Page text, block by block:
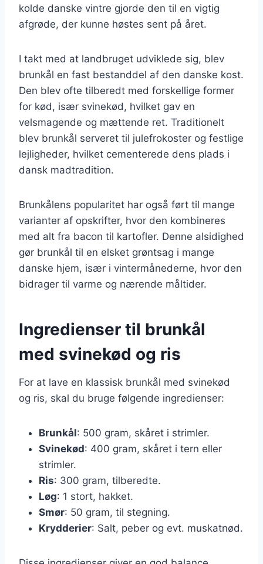
kolde danske vintre gjorde den til en vigtig
afgrøde, der kunne høstes sent på året.
I takt med at landbruget udviklede sig, blev
brunkål en fast bestanddel af den danske kost.
Den blev ofte tilberedt med forskellige former
for kød, især svinekød, hvilket gav en
velsmagende og mættende ret. Traditionelt
blev brunkål serveret til julefrokoster og festlige
lejligheder, hvilket cementerede dens plads i
dansk madtradition.
Brunkålens popularitet har også ført til mange
varianter af opskrifter, hvor den kombineres
med alt fra bacon til kartofler. Denne alsidighed
gør brunkål til en elsket grøntsag i mange
danske hjem, især i vintermånederne, hvor den
bidrager til varme og nærende måltider.
Ingredienser til brunkål
med svinekød og ris
For at lave en klassisk brunkål med svinekød
og ris, skal du bruge følgende ingredienser:
Brunkål: 500 gram, skåret i strimler.
Svinekød: 400 gram, skåret i tern eller
strimler.
Ris: 300 gram, tilberedte.
Løg: 1 stort, hakket.
Smør: 50 gram, til stegning.
Krydderier: Salt, peber og evt. muskatnød.